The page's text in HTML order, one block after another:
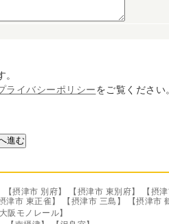
ライバシーポリシーをご覧ください
【摂津市 別府】 【摂津市 東別府】 【摂
津市 東正雀】 【摂津市 三島】 【摂津市
大阪モノレール】